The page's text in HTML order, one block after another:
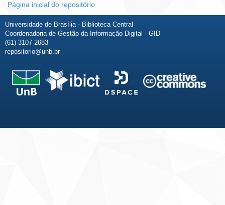
Página inicial do repositório
Universidade de Brasília - Biblioteca Central
Coordenadoria de Gestão da Informação Digital - GID
(61) 3107-2683
repositorio@unb.br